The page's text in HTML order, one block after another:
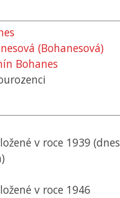
(Bohanesová)
Bohanes
v roce 1939 (dnes
v roce 1946